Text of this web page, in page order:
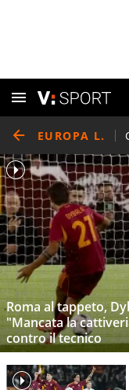
EUROPA L.
Roma al tappeto,
"Mancata la
contro il tecnico